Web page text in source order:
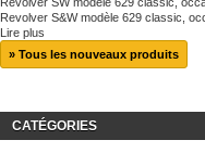
Revolver S&W modèle 629 classic,
Lire plus
» Tous les nouveaux produits
CATÉGORIES